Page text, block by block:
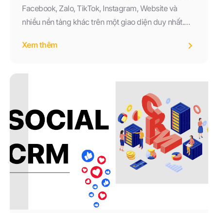
Facebook, Zalo, TikTok, Instagram, Website và
nhiều nền tảng khác trên một giao diện duy nhất.
kênh hiệu quả để nâng cao trải nghiệm khách hàng
Xem thêm